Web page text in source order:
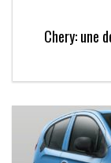
Chery: une